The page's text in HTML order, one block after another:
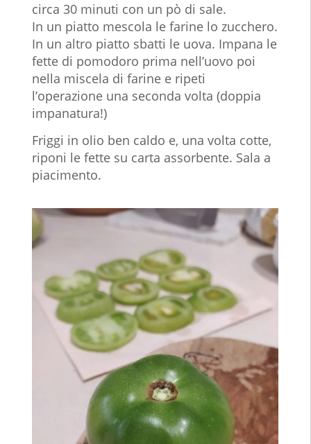
circa 30 minuti con un pò di sale.
In un piatto mescola le farine lo zucchero.
In un altro piatto sbatti le uova. Impana le
fette di pomodoro prima nell’uovo poi
nella miscela di farine e ripeti
l’operazione una seconda volta (doppia
impanatura!)
Friggi in olio ben caldo e, una volta cotte,
riponi le fette su carta assorbente. Sala a
piacimento.